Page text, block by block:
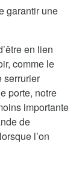
garantir une
en lien
comme le
serrurier
porte, notre
importante
de
l’on